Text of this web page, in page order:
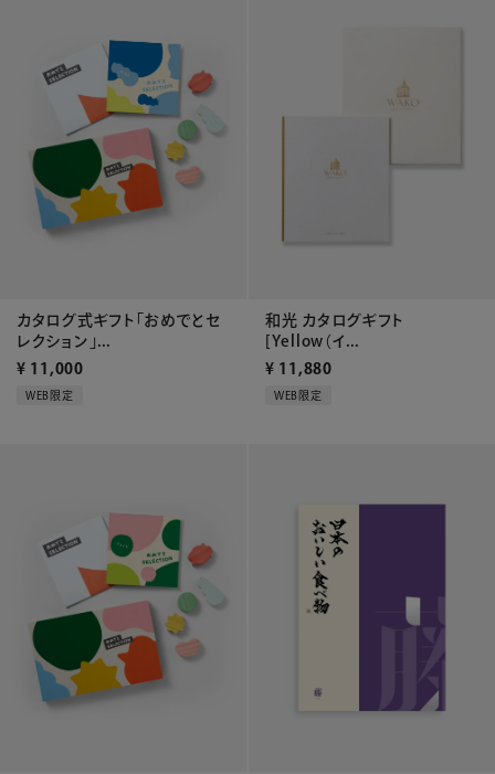
カタログ式ギフト「おめでとセ
レクション」...
¥ 11,000
WEB限定
和光 カタログギフト
[Yellow（イ...
¥ 11,880
WEB限定